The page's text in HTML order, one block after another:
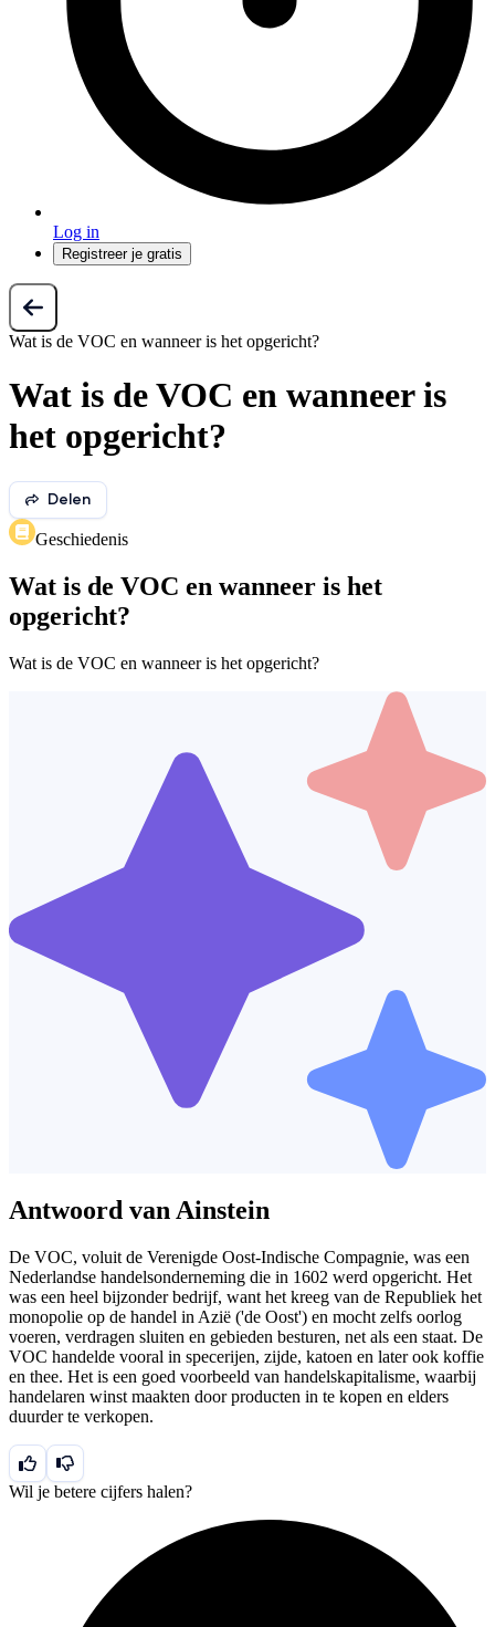
Log in
Registreer je gratis
Wat is de VOC en wanneer is het opgericht?
Wat is de VOC en wanneer is
het opgericht?
Delen
Geschiedenis
Wat is de VOC en wanneer is het
opgericht?
Wat is de VOC en wanneer is het opgericht?
Antwoord van Ainstein
De VOC, voluit de Verenigde Oost-Indische Compagnie, was een
Nederlandse handelsonderneming die in 1602 werd opgericht. Het
was een heel bijzonder bedrijf, want het kreeg van de Republiek het
monopolie op de handel in Azië ('de Oost') en mocht zelfs oorlog
voeren, verdragen sluiten en gebieden besturen, net als een staat. De
VOC handelde vooral in specerijen, zijde, katoen en later ook koffie
en thee. Het is een goed voorbeeld van handelskapitalisme, waarbij
handelaren winst maakten door producten in te kopen en elders
duurder te verkopen.
Wil je betere cijfers halen?